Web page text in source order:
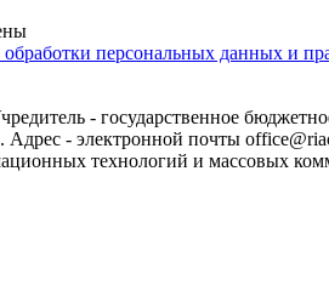
персональных данных и
- государственное
- электронной почты
технологий и массовых